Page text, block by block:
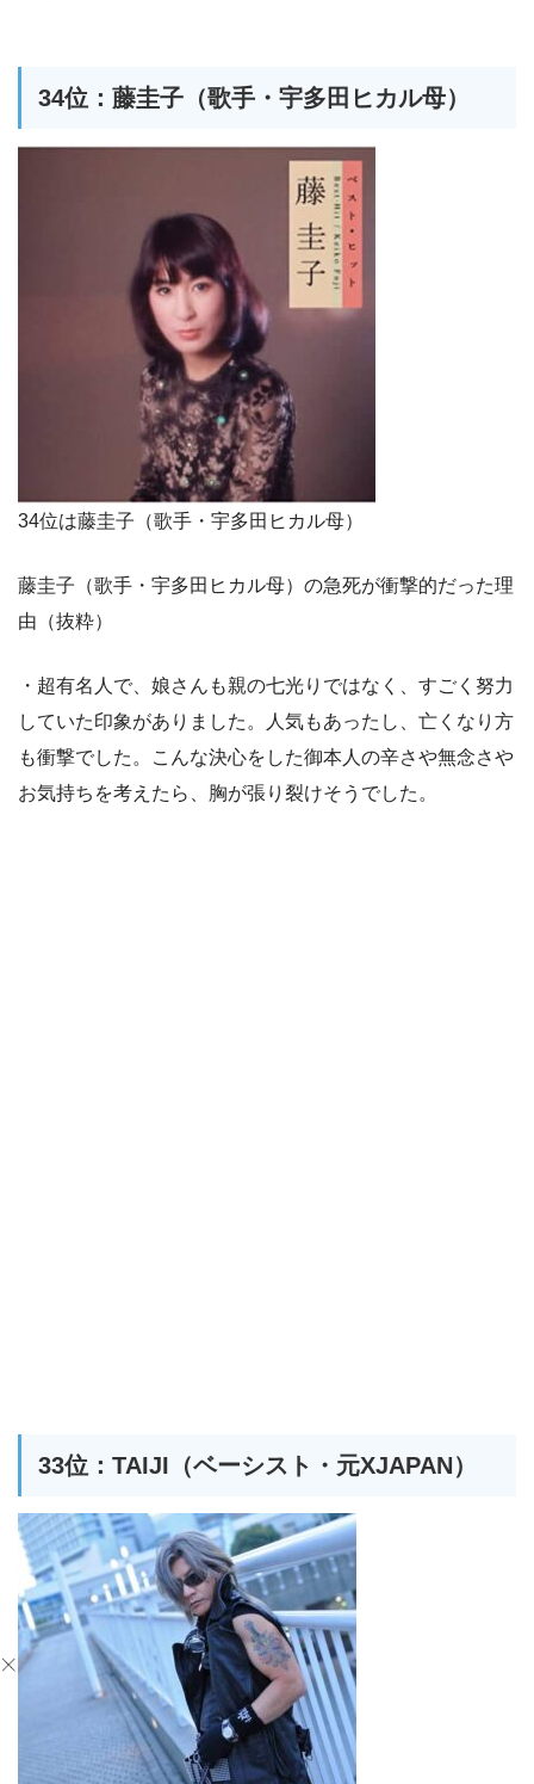
34位：藤圭子（歌手・宇多田ヒカル母）
34位は藤圭子（歌手・宇多田ヒカル母）
藤圭子（歌手・宇多田ヒカル母）の急死が衝撃的だった理
由（抜粋）
・超有名人で、娘さんも親の七光りではなく、すごく努力
していた印象がありました。人気もあったし、亡くなり方
も衝撃でした。こんな決心をした御本人の辛さや無念さや
お気持ちを考えたら、胸が張り裂けそうでした。
33位：TAIJI（ベーシスト・元XJAPAN）